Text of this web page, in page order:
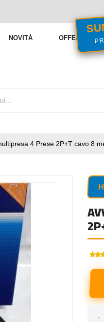
NOVITÀ OFFERTE
4 Prese 2P+T cavo 8
-